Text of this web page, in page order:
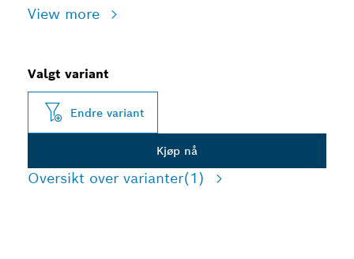
View more
Valgt variant
Endre variant
Kjøp nå
Oversikt over varianter(1)